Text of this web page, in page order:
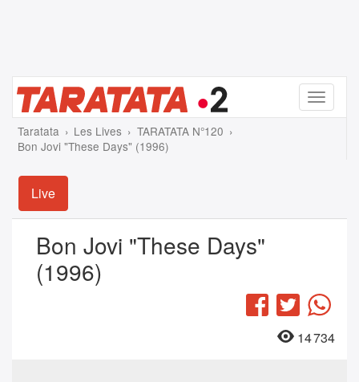
Menu
Taratata Les Lives
TARATATA N°120
Bon Jovi "These Days" (1996)
Live
Bon Jovi "These Days"
(1996)
Facebook
Twitter
14 734